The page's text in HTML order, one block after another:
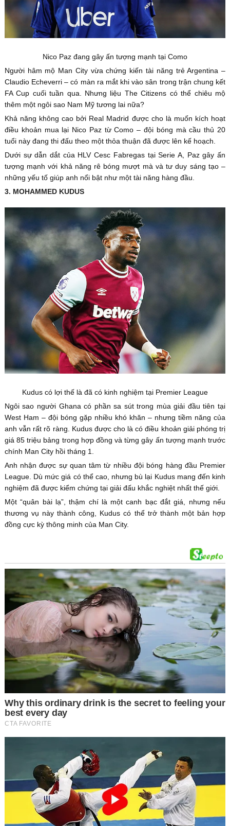
Nico Paz đang gây ấn tượng mạnh tại Como
Người hâm mộ Man City vừa chứng kiến tài năng trẻ Argentina –
Claudio Echeverri – có màn ra mắt khi vào sân trong trận chung kết
FA Cup cuối tuần qua. Nhưng liệu The Citizens có thể chiêu mộ
thêm một ngôi sao Nam Mỹ tương lai nữa?
Khả năng không cao bởi Real Madrid được cho là muốn kích hoạt
điều khoản mua lại Nico Paz từ Como – đội bóng mà cầu thủ 20
tuổi này đang thi đấu theo một thỏa thuận đã được lên kế hoạch.
Dưới sự dẫn dắt của HLV Cesc Fabregas tại Serie A, Paz gây ấn
tượng mạnh với khả năng rê bóng mượt mà và tư duy sáng tạo –
những yếu tố giúp anh nổi bật như một tài năng hàng đầu.
3. MOHAMMED KUDUS
Kudus có lợi thế là đã có kinh nghiệm tại Premier League
Ngôi sao người Ghana có phần sa sút trong mùa giải đầu tiên tại
West Ham – đội bóng gặp nhiều khó khăn – nhưng tiềm năng của
anh vẫn rất rõ ràng. Kudus được cho là có điều khoản giải phóng trị
giá 85 triệu bảng trong hợp đồng và từng gây ấn tượng mạnh trước
chính Man City hồi tháng 1.
Anh nhận được sự quan tâm từ nhiều đội bóng hàng đầu Premier
League. Dù mức giá có thể cao, nhưng bù lại Kudus mang đến kinh
nghiệm đã được kiểm chứng tại giải đấu khắc nghiệt nhất thế giới.
Một “quân bài lạ”, thậm chí là một canh bạc đắt giá, nhưng nếu
thương vụ này thành công, Kudus có thể trở thành một bản hợp
đồng cực kỳ thông minh của Man City.